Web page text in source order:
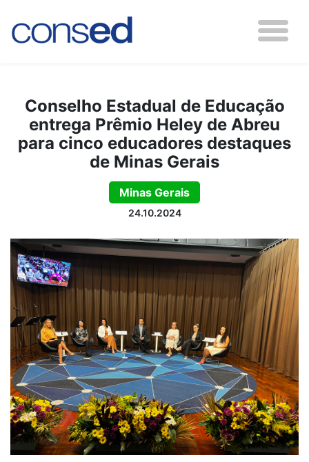
Conselho Estadual de Educação
entrega Prêmio Heley de Abreu
para cinco educadores destaques
de Minas Gerais
Minas Gerais
24.10.2024